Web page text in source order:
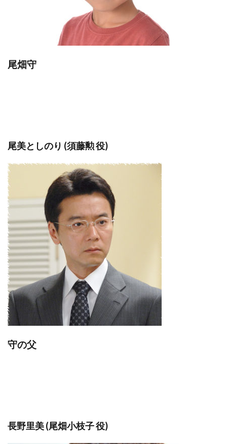
尾畑守
尾美としのり (須藤勲 役)
守の父
長野里美 (尾畑小枝子 役)